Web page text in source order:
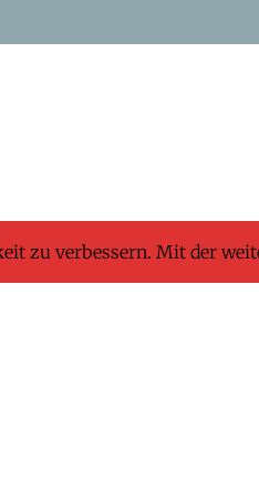
zu verbessern. Mit der